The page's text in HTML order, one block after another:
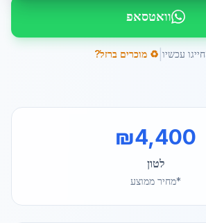
וואטסאפ
חייגו עכשיו ♻️ מוכרים ברזל?
₪4,400
לטון
*מחיר ממוצע